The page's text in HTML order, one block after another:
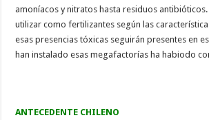
amoníacos y nitratos hasta residuos antibióticos.
utilizar como fertilizantes según las
esas presencias tóxicas seguirán presentes en
han instalado esas megafactorías ha habiodo
ANTECEDENTE CHILENO